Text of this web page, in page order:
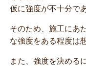
仮に強度が不十分で
そのため、施工にあ
な強度をある程度は
また、強度を決める